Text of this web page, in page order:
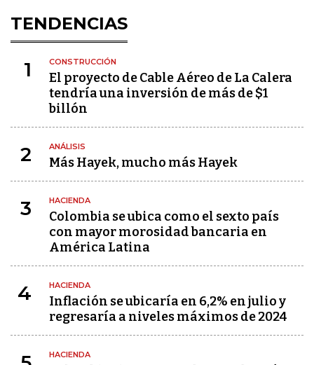
TENDENCIAS
1 CONSTRUCCIÓN
El proyecto de Cable Aéreo de La Calera
tendría una inversión de más de $1
billón
2 ANÁLISIS
Más Hayek, mucho más Hayek
3 HACIENDA
Colombia se ubica como el sexto país
con mayor morosidad bancaria en
América Latina
4 HACIENDA
Inflación se ubicaría en 6,2% en julio y
regresaría a niveles máximos de 2024
HACIENDA